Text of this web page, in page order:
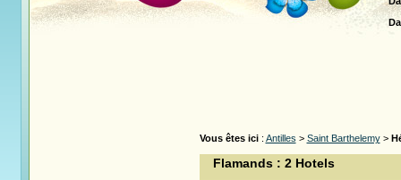
Vous êtes ici: Antilles > Saint Barthelemy>
Flamands : 2 Hotels